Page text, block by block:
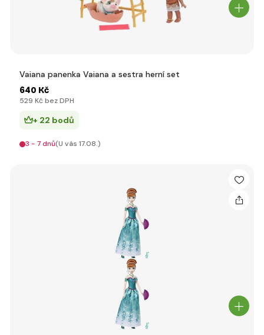
Vaiana panenka Vaiana a sestra herní set
640 Kč
529 Kč bez DPH
+ 22 bodů
3 - 7 dnů(U vás 17.08.)